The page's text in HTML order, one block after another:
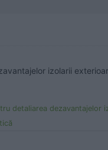
izolarii
dezavantajelor izolarii exterioare cu